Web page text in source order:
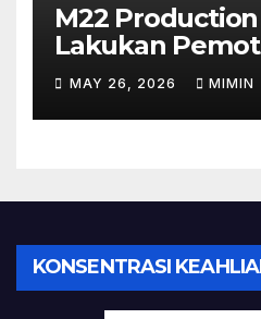
M22
Lakukan
Make Up Tugas
TKKR
MAY 26, 2026 MIMIN
KONSENTRASI